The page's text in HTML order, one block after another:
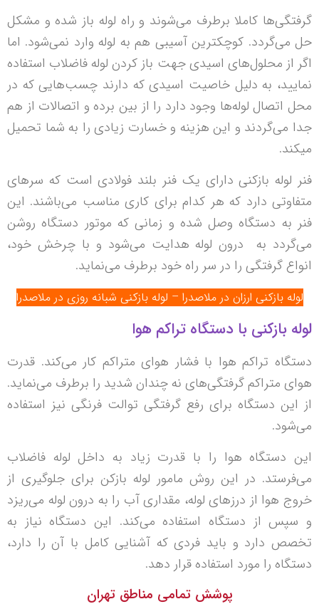
گرفتگی‌ها کاملا برطرف می‌شوند و راه لوله باز شده و مشکل
حل می‌گردد. کوچکترین آسیبی هم به لوله وارد نمی‌شود. اما
اگر از محلول‌های اسیدی جهت باز کردن لوله فاضلاب استفاده
نمایید، به دلیل خاصیت اسیدی که دارند چسب‌هایی که در
محل اتصال لوله‌ها وجود دارد را از بین برده و اتصالات از هم
جدا می‌گردند و این هزینه و خسارت زیادی را به شما تحمیل
می‎کند.
فنر لوله بازکنی دارای یک فنر بلند فولادی است که سرهای
متفاوتی دارد که هر کدام برای کاری مناسب می‌باشند. این
فنر به دستگاه وصل شده و زمانی که موتور دستگاه روشن
می‌گردد به درون لوله هدایت می‌شود و با چرخش خود،
انواع گرفتگی را در سر راه خود برطرف می‌نماید.
لوله بازکنی ارزان در ملاصدرا – لوله بازکنی شبانه روزی در ملاصدرا
لوله بازکنی با دستگاه تراکم هوا
دستگاه تراکم هوا با فشار هوای متراکم کار می‌کند. قدرت
هوای متراکم گرفتگی‌های نه چندان شدید را برطرف می‌نماید.
از این دستگاه برای رفع گرفتگی توالت فرنگی نیز استفاده
می‌شود.
این دستگاه هوا را با قدرت زیاد به داخل لوله فاضلاب
می‌فرستد. در این روش مامور لوله بازکن برای جلوگیری از
خروج هوا از درزهای لوله، مقداری آب را به درون لوله می‌ریزد
و سپس از دستگاه استفاده می‌کند. این دستگاه نیاز به
تخصص دارد و باید فردی که آشنایی کامل با آن را دارد،
دستگاه را مورد استفاده قرار دهد.
پوشش تمامی مناطق تهران